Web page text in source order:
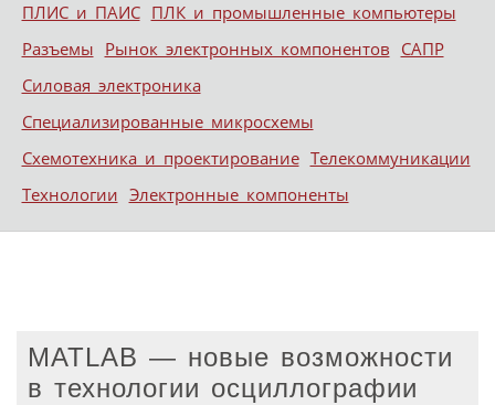
ПЛИС и ПАИС ПЛК и промышленные компьютеры
Разъемы Рынок электронных компонентов САПР
Силовая электроника
Специализированные микросхемы
Схемотехника и проектирование Телекоммуникации
Технологии Электронные компоненты
MATLAB — новые возможности
в технологии осциллографии